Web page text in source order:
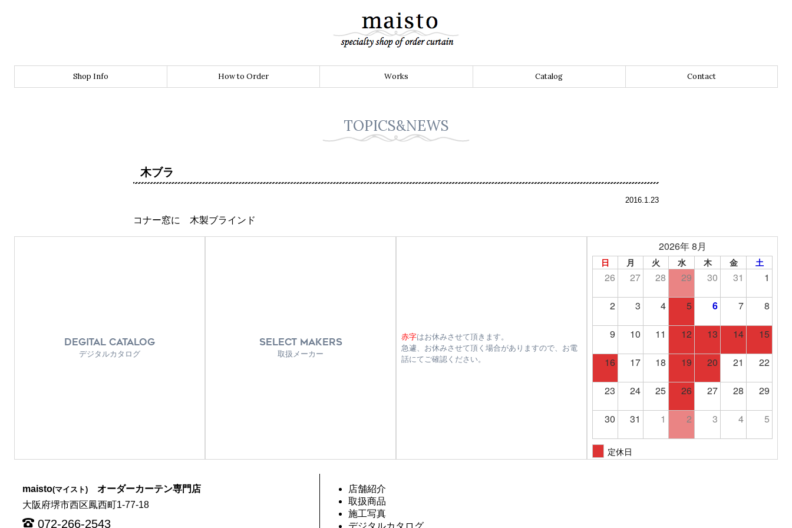
Shop Info How to Order Works Catalog Contact
TOPICS&NEWS
木ブラ
2016.1.23
コナー窓に 木製ブラインド
DEGITAL CATALOG
デジタルカタログ
SELECT MAKERS
取扱メーカー
赤字はお休みさせて頂きます。
急遽、お休みさせて頂く場合がありますので、お電
話にてご確認ください。
2026年 8月
日 月 火 水 木 金 土
26 27 28 29 30 31 1
2 3 4 5 6 7 8
9 10 11 12 13 14 15
16 17 18 19 20 21 22
23 24 25 26 27 28 29
30 31 1 2 3 4 5
定休日
maisto(マイスト) オーダーカーテン専門店
大阪府堺市西区鳳西町1-77-18
072-266-2543
店舗紹介
取扱商品
施工写真